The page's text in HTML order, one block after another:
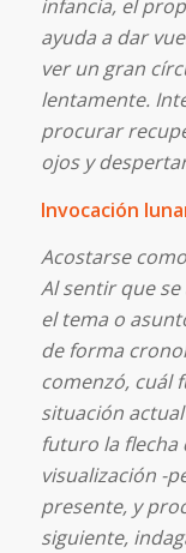
infancia, el
ayuda a dar
ver un gran
lentamente.
procurar
ojos y
Invocación
Acostarse
Al sentir que
el tema o
de forma
comenzó, cuál
situación
futuro la flecha
visualización -
presente, y
siguiente,